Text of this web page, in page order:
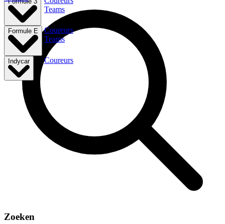
Teams
Formule E
Coureurs
Teams
Indycar Coureurs
Zoeken